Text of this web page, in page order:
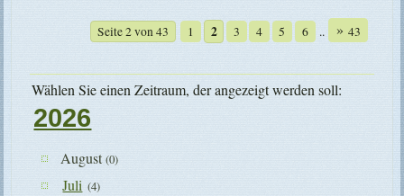
Seite 2 von 43 1 2 3 4 5 6 .. » 43
Wählen Sie einen Zeitraum, der angezeigt werden soll:
2026
August(0)
Juli (4)